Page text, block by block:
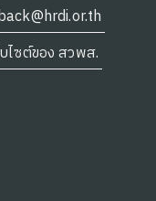
ไซต์ของ สวพส.